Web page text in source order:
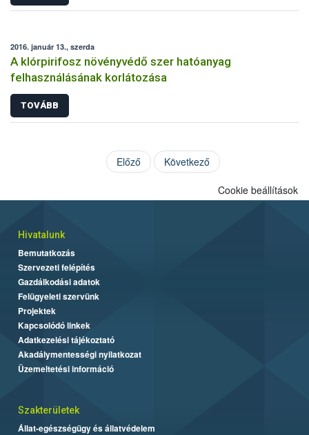
2016. január 13., szerda
A klórpirifosz növényvédő szer hatóanyag
felhasználásának korlátozása
TOVÁBB
Előző Következő
Cookie beállítások
Hivatalunk
Bemutatkozás
Szervezeti felépítés
Gazdálkodási adatok
Felügyeleti szervünk
Projektek
Kapcsolódó linkek
Adatkezelési tájékoztató
Akadálymentességi nyilatkozat
Üzemeltetési információ
Szakterületek
Állat-egészségügy és állatvédelem